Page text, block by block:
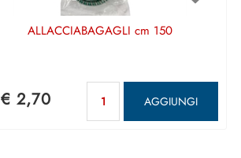
ALLACCIABAGAGLI cm 150
€ 2,70 AGGIUNGI